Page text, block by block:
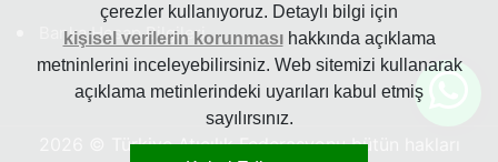
çerezler kullanıyoruz. Detaylı bilgi için
kişisel verilerin korunmasıhakkında açıklama
metninlerini inceleyebilirsiniz. Web sitemizi kullanarak
açıklama metinlerindeki uyarıları kabul etmiş
sayılırsınız.
Banka Hesap Bilgileri
© Türkiye Atıcılık Federasyonu bütün hakları